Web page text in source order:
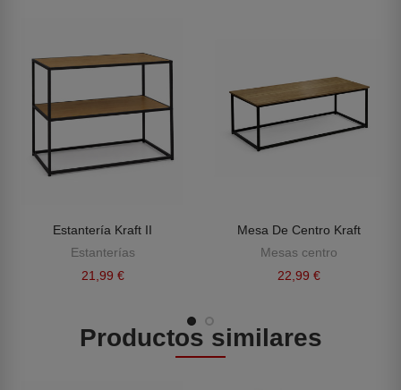
Estantería Kraft II
Estanterías
21,99 €
Mesa De Centro Kraft
Mesas centro
22,99 €
Productos similares